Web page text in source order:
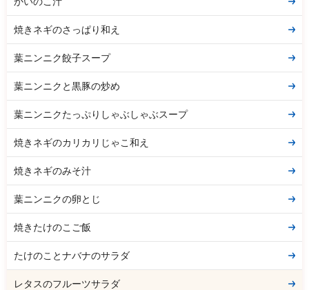
焼きネギのさっぱり和え
葉ニンニク餃子スープ
葉ニンニクと黒豚の炒め
葉ニンニクたっぷりしゃぶしゃぶスープ
焼きネギのカリカリじゃこ和え
焼きネギのみそ汁
葉ニンニクの卵とじ
焼きたけのこご飯
たけのことナバナのサラダ
レタスのフルーツサラダ